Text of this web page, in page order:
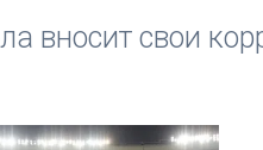
вносит свои